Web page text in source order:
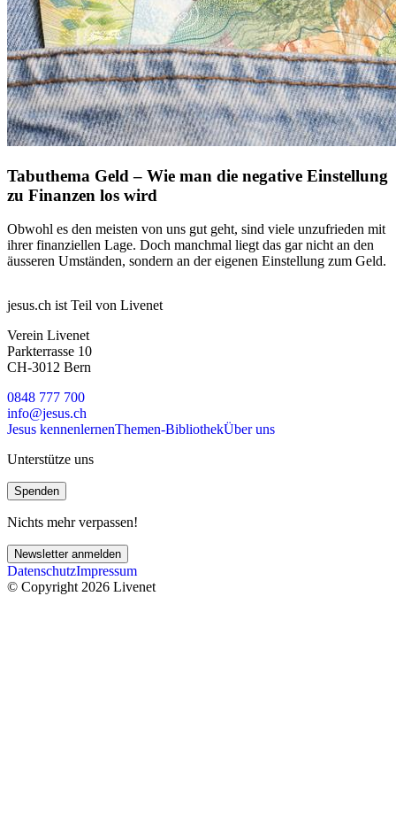
Tabuthema Geld – Wie man die negative Einstellung
zu Finanzen los wird
Obwohl es den meisten von uns gut geht, sind viele unzufrieden mit
ihrer finanziellen Lage. Doch manchmal liegt das gar nicht an den
äusseren Umständen, sondern an der eigenen Einstellung zum Geld.
jesus.ch ist Teil von Livenet
Verein Livenet
Parkterrasse 10
CH-3012 Bern
0848 777 700
info@jesus.ch
Jesus kennenlernenThemen-BibliothekÜber uns
Unterstütze uns
Spenden
Nichts mehr verpassen!
Newsletter anmelden
DatenschutzImpressum
© Copyright 2026 Livenet